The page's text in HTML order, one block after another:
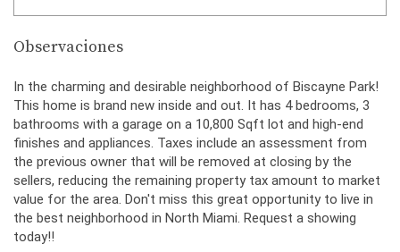
Observaciones
In the charming and desirable neighborhood of Biscayne Park!
This home is brand new inside and out. It has 4 bedrooms, 3
bathrooms with a garage on a 10,800 Sqft lot and high-end
finishes and appliances. Taxes include an assessment from
the previous owner that will be removed at closing by the
sellers, reducing the remaining property tax amount to market
value for the area. Don't miss this great opportunity to live in
the best neighborhood in North Miami. Request a showing
today!!